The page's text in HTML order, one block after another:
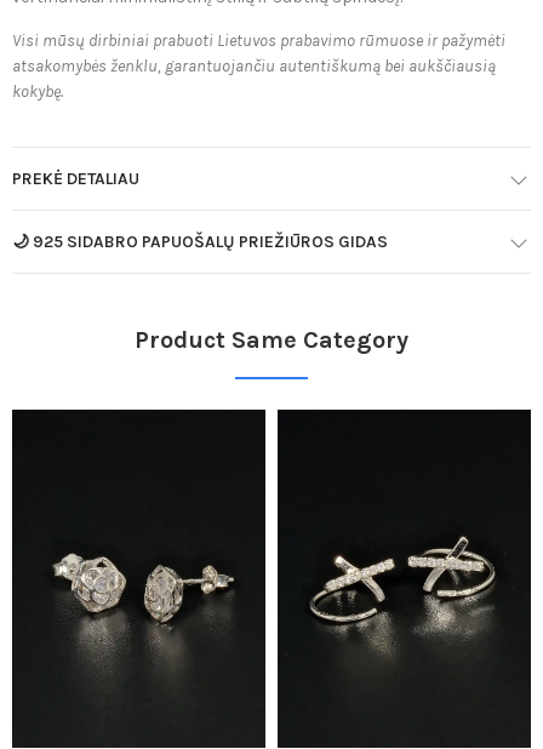
Visi mūsų dirbiniai prabuoti Lietuvos prabavimo rūmuose ir pažymėti
atsakomybės ženklu, garantuojančiu autentiškumą bei aukščiausią
kokybę.
PREKĖ DETALIAU
🌙 925 SIDABRO PAPUOŠALŲ PRIEŽIŪROS GIDAS
Product Same Category